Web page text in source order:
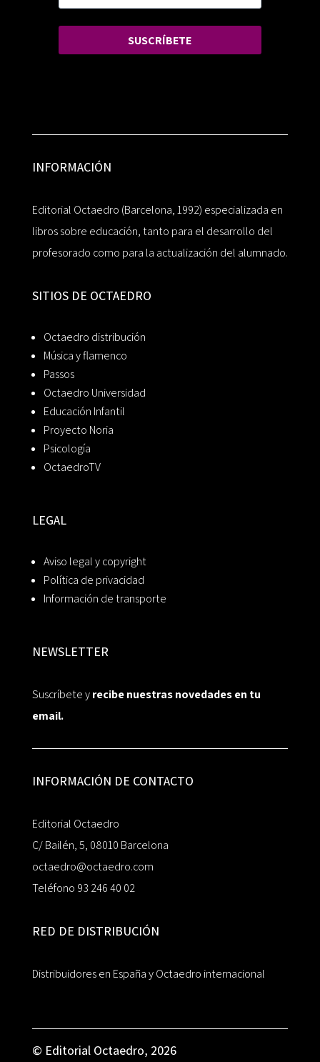
SUSCRÍBETE
INFORMACIÓN
Editorial Octaedro (Barcelona, 1992) especializada en
libros sobre educación, tanto para el desarrollo del
profesorado como para la actualización del alumnado.
SITIOS DE OCTAEDRO
Octaedro distribución
Música y flamenco
Passos
Octaedro Universidad
Educación Infantil
Proyecto Noria
Psicología
OctaedroTV
LEGAL
Aviso legal y copyright
Política de privacidad
Información de transporte
NEWSLETTER
Suscríbete yrecibe nuestras novedades en tu
email.
INFORMACIÓN DE CONTACTO
Editorial Octaedro
C/ Bailén, 5, 08010 Barcelona
octaedro@octaedro.com
Teléfono 93 246 40 02
RED DE DISTRIBUCIÓN
Distribuidores en España y Octaedro internacional
© Editorial Octaedro, 2026